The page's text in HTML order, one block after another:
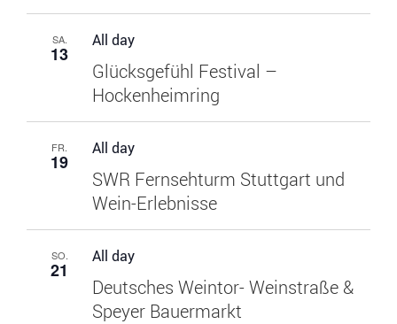
SA.
13
All day
Glücksgefühl Festival –
Hockenheimring
FR.
19
All day
SWR Fernsehturm Stuttgart und
Wein-Erlebnisse
SO.
21
All day
Deutsches Weintor- Weinstraße &
Speyer Bauermarkt